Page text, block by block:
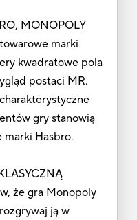
MONOPOLY
marki
kwadratowe pola
postaci MR.
gry stanowią
marki Hasbro.
że gra Monopoly
ją w